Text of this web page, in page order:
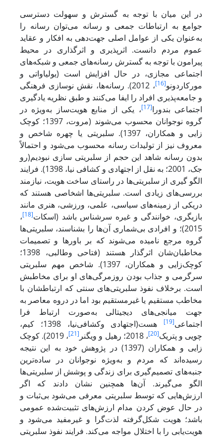
در این میان با توجه به گسترش و سهولت دسترسی
جوامع به ارتباطات جمعی و رسانه می‌توان رسانه را
به‌عنوان یکی از عوامل اصلی جهت‌دهی به افکار و عقاید
عموم مردم دانست. اثرپذیری و اثرگذاری در محیط
پیرامون با توجه به گسترش رسانه‌های جمعی و شبکه‌های
اجتماعی مجازی، در حال افزایش است (یولیاواتی و
مورکاردونو[16]
، 2012). رسانه‌ها، نقش نوسازی فرهنگی
و جامعه‌پذیری افراد را ایفا می‌کنند و طبق نظریه یادگیری
اجتماعی بندورا[17]
، یکی از منابع هویت‌ساز به‌ویژه در
گروه نوجوانان محسوب می‌شوند (مروت، 1397؛ کوچک
زایی و همکاران، 1397). سلبریتی یا چهره شاخص و
معروف نیز از تولیدات رسانه محسوب می‌شود و احتمالاً
بدون رسانه شاهد این حجم از سلبریتی سازی نبودیم(رو
جک، 2001؛ به نقل از اجتهادی و کشافی نیا، 1398). فرایند
الگو گیری از سلبریتی‌ها در راستای ساخت هویت، نیازمند
بررسی‌های زیادی است. سلبریتی‌ها اشخاصی هستند که
دریکی از زمینه‌های سیاسی، علمی، ورزشی، هنری مانند
بازیگری، خوانندگی و غیره سرشناس باشد (اسکات[18]
،
2015)؛ و افرادی بی‌شماری آن‌ها را بشناسند، سلبریتی‌ها
گروه مرجع نامیده می‌شوند که بر باورها و تصمیمات
مخاطبان‌شان اثرگذار هستند (فتاحی وطالبی، 1398؛
کوچک‌زایی و همکاران، 1397). شاخص مهم سلبریتی
سرگرمی و جذاب بودن روزمرگی‌های او برای مخاطبش
است. برخلاف نفوذ سلبریتی‌های سنتی که ارتباطشان با
مخاطب مستقیم یا غیرمستقیم بود اما در دروه معاصر به
جهت میانجی‌های دیجیتالی به‌صورت ارتباط فرا
اجتماعی[19]
هست(اجتهادی وکشافی‌نیا، 1398؛ کیم،
چویی و پتریک[20] ، 2018؛ رهیل و ویگنر [21]
، 2019). کوچک
زایی و همکاران (1397) در پژوهش خود به این نتیجه
رسیده‌اند که مردم و به‌ویژه نوجوانان در ساده‌ترین
جنبه‌های تصمیم‌گیری برای زندگی و پوشش از سلبریتی‌ها
الگو می‌گیرند. آن‌ها همچنین نشان دادند که اگر
ارزش‌هایی که توسط سلبریتی معرفی می‌شود بی‌ثبات و
در حال عوض کردن مدام ارزش‌های تثبیت‌شده عمومی
باشد؛ هویت شکل‌گرفته لذت‌گرا و غیرمفید می‌شود و
هویت‌یابی را با اختلال مواجه می‌کند. فرایند نفوذ سلبریتی